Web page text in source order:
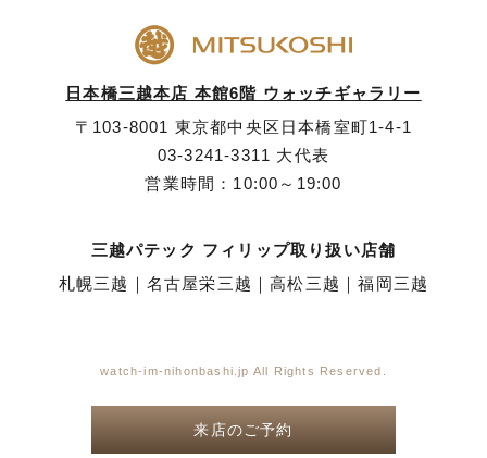
日本橋三越本店 本館6階 ウォッチギャラリー
〒103-8001 東京都中央区日本橋室町1-4-1
03-3241-3311 大代表
営業時間：10:00～19:00
三越パテック フィリップ取り扱い店舗
札幌三越 ｜ 名古屋栄三越 ｜高松三越 ｜福岡三越
watch-im-nihonbashi.jp All Rights Reserved.
来店のご予約